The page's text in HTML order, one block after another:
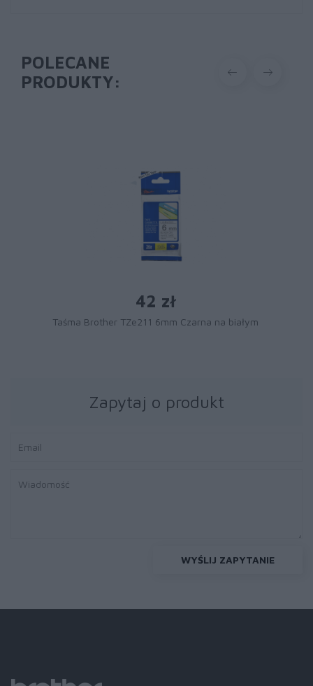
POLECANE
PRODUKTY:
42 zł
Taśma Brother TZe211 6mm Czarna na białym
Zapytaj o produkt
WYŚLIJ ZAPYTANIE